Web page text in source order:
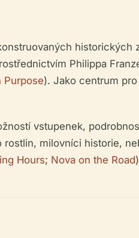
historických
Philippa
Purpose). Jako centrum
vstupenek,
rostlin, milovníci historie,
Hours; Nova on the Road